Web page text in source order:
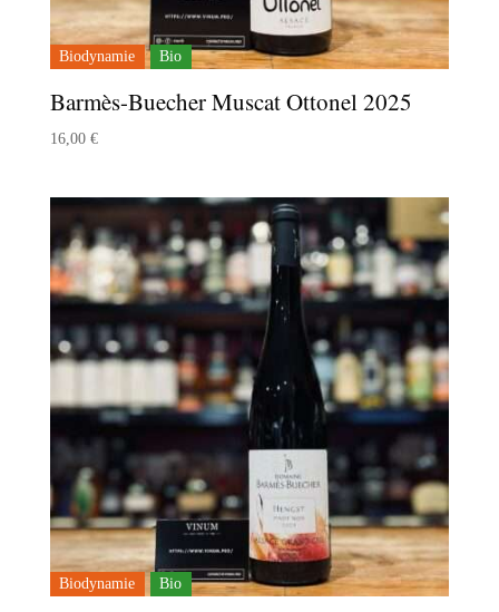
Biodynamie Bio
Barmès-Buecher Muscat Ottonel 2025
16,00 €
Biodynamie Bio